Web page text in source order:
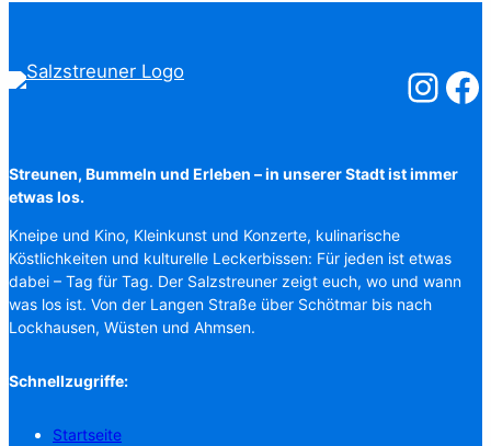
Streunen, Bummeln und Erleben – in unserer Stadt ist immer
etwas los.
Kneipe und Kino, Kleinkunst und Konzerte, kulinarische
Köstlichkeiten und kulturelle Leckerbissen: Für jeden ist etwas
dabei – Tag für Tag. Der Salzstreuner zeigt euch, wo und wann
was los ist. Von der Langen Straße über Schötmar bis nach
Lockhausen, Wüsten und Ahmsen.
Schnellzugriffe:
Startseite